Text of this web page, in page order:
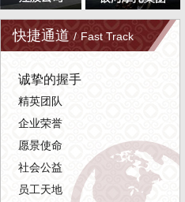
快捷通道 / Fast Track
诚挚的握手
精英团队
企业荣誉
愿景使命
社会公益
员工天地